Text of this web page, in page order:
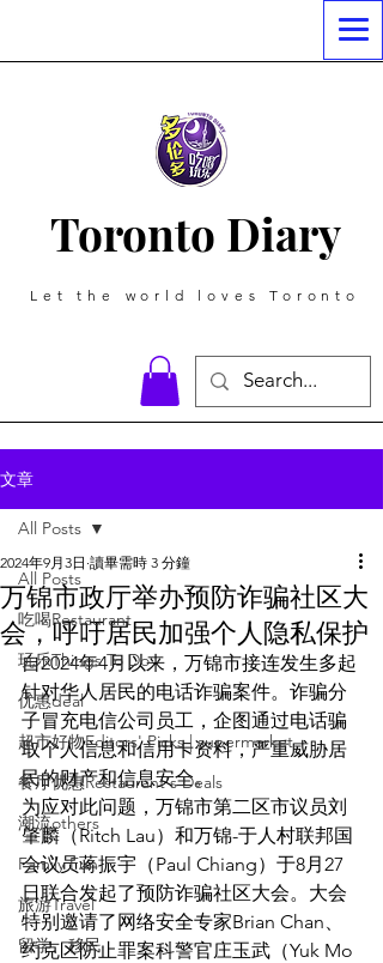
Toronto Diary
Let the world loves Toronto
文章
All Posts
吃喝Restaurant
玩乐Things To Do
优惠deal
超市好物Editors' Picks | supermarket
餐厅优惠Restaurant's Deals
潮流others
Family Fun
旅游Travel
留学、移民
All Posts
万锦市政厅举办预防诈骗社区大
会，呼吁居民加强个人隐私保护
2024年9月3日 讀畢需時 3 分鐘
自2024年4月以来，万锦市接连发生多起
针对华人居民的电话诈骗案件。诈骗分
子冒充电信公司员工，企图通过电话骗
取个人信息和信用卡资料，严重威胁居
民的财产和信息安全。
为应对此问题，万锦市第二区市议员刘
肇麟（Ritch Lau）和万锦-于人村联邦国
会议员蒋振宇（Paul Chiang）于8月27
日联合发起了预防诈骗社区大会。大会
特别邀请了网络安全专家Brian Chan、
约克区防止罪案科警官庄玉武（Yuk Mo